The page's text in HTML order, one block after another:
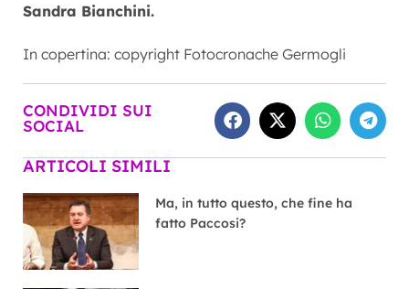
Sandra Bianchini.
In copertina: copyright Fotocronache Germogli
CONDIVIDI SUI
SOCIAL
ARTICOLI SIMILI
Ma, in tutto questo, che fine ha
fatto Paccosi?